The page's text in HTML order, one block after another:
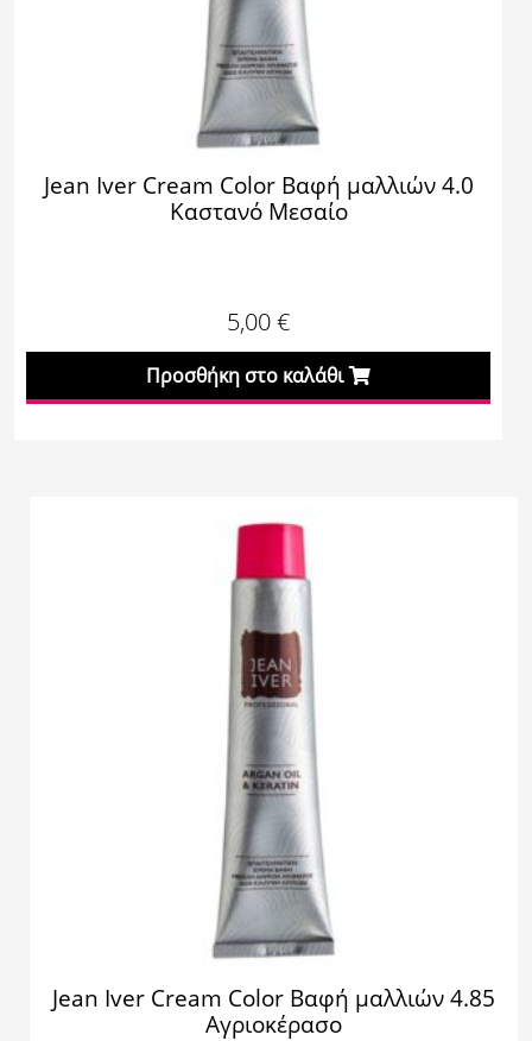
Jean Iver Cream Color Βαφή μαλλιών 4.0
Καστανό Μεσαίο
5,00€
Προσθήκη στο καλάθι
Jean Iver Cream Color Βαφή μαλλιών 4.85
Αγριοκέρασο